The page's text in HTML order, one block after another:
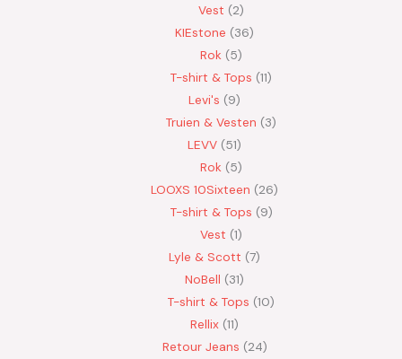
Vest
2
KIEstone
36
Rok
5
T-shirt & Tops 11
Levi's
9
Truien & Vesten
3
LEVV 51
Rok
5
LOOXS 10Sixteen
26
T-shirt & Tops 9
Vest 1
Lyle & Scott 7
NoBell
31
T-shirt & Tops 10
Rellix 11
Retour Jeans 24